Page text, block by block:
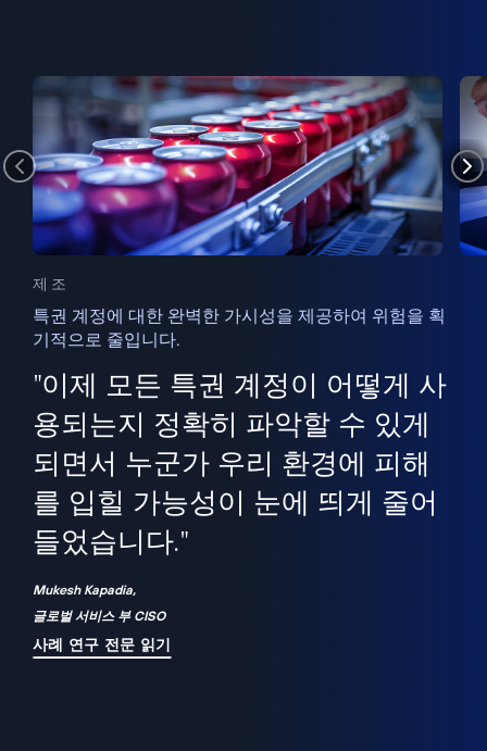
제조
특권 계정에 대한 완벽한 가시성을 제공하여 위험을 획
기적으로 줄입니다.
"이제 모든 특권 계정이 어떻게 사
용되는지 정확히 파악할 수 있게
되면서 누군가 우리 환경에 피해
를 입힐 가능성이 눈에 띄게 줄어
들었습니다."
Mukesh Kapadia,
글로벌 서비스 부 CISO
사례 연구 전문 읽기